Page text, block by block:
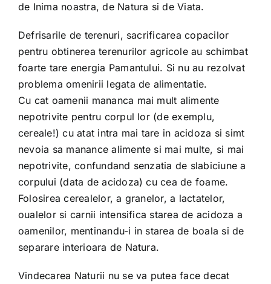
de Inima noastra, de Natura si de Viata.
Defrisarile de terenuri, sacrificarea copacilor
pentru obtinerea terenurilor agricole au schimbat
foarte tare energia Pamantului. Si nu au rezolvat
problema omenirii legata de alimentatie.
Cu cat oamenii mananca mai mult alimente
nepotrivite pentru corpul lor (de exemplu,
cereale!) cu atat intra mai tare in acidoza si simt
nevoia sa manance alimente si mai multe, si mai
nepotrivite, confundand senzatia de slabiciune a
corpului (data de acidoza) cu cea de foame.
Folosirea cerealelor, a granelor, a lactatelor,
oualelor si carnii intensifica starea de acidoza a
oamenilor, mentinandu-i in starea de boala si de
separare interioara de Natura.
Vindecarea Naturii nu se va putea face decat